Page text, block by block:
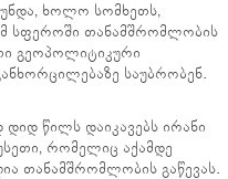
უნდა, ხოლო სომხეთს,
სფეროში თანამშრომლობის
გეოპოლიტიკური
საუბრობენ.
დიდ წილს დაიკავებს ირანი
რომელიც აქამდე
თანამშრომლობის გაწევას.